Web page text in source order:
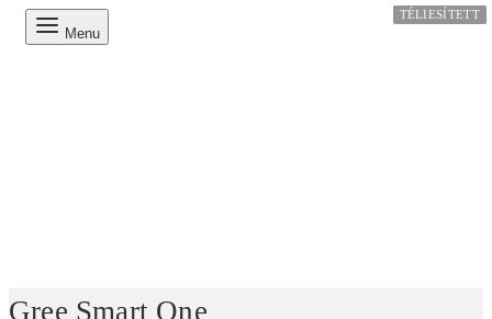
Menu
Gree Smart One
TÉLIESÍTETT
TÉLIESÍTETT
TÉLIESÍTETT
TÉLIESÍTETT